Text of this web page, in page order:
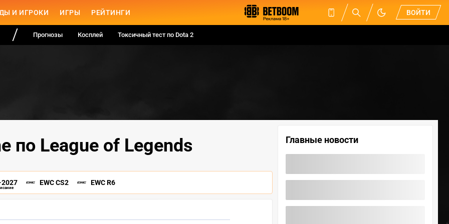
И ИГРОКИ ИГРЫ РЕЙТИНГИ ВОЙТИ
Прогнозы Косплей Токсичный тест по Dota 2
по League of Legends
EWC CS2 EWC R6
Главные новости